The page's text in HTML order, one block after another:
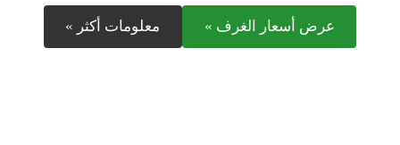
عرض أسعار الغرف » معلومات أكثر »